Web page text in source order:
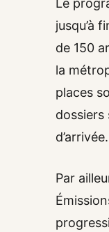
Le
jusqu’à
de 150
la
places
dossiers
d’arrivée.
Par